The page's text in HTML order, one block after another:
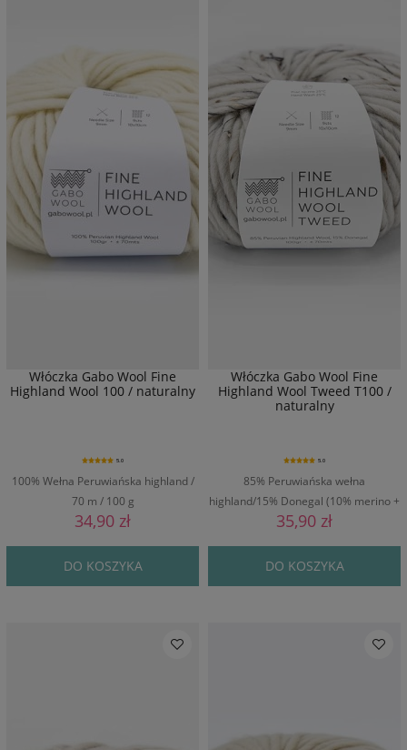
Włóczka Gabo Wool Fine
Highland Wool 100 / naturalny
100% Wełna Peruwiańska highland /
70 m / 100 g
5.0
34,90 zł
DO KOSZYKA
Włóczka Gabo Wool Fine
Highland Wool Tweed T100 /
naturalny
85% Peruwiańska wełna
highland/15% Donegal (10% merino +
5% wiskoza) / 70 m / 100 g
5.0
35,90 zł
DO KOSZYKA